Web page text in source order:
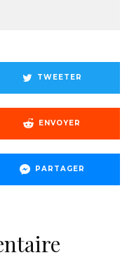
TWEETER
ENVOYER
PARTAGER